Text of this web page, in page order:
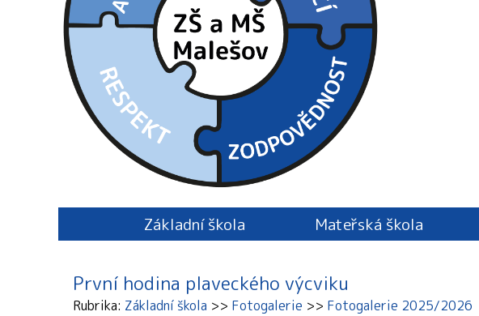
Základní škola Mateřská škola
První hodina plaveckého výcviku
Rubrika Základní škola Fotogalerie Fotogalerie 2025/2026